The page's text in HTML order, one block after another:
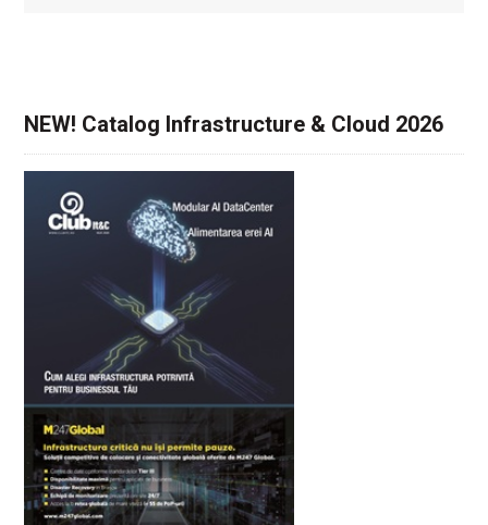
NEW! Catalog Infrastructure & Cloud 2026